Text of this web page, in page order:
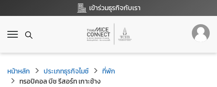
เข้าร่วมธุรกิจกับเรา
T
g
g
l
หน้าหลัก ประเภทธุรกิจไมซ์
ที่พัก
ทรอปิคอล บีช รีสอร์ท เกาะช้าง